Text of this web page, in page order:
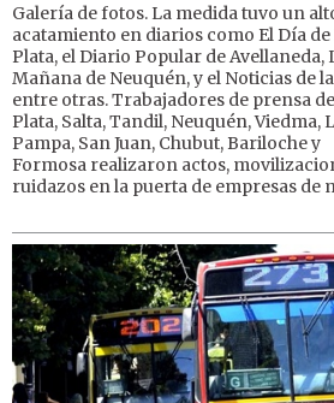
Galería de fotos. La medida tuvo un
acatamiento en diarios como El Día de
Plata, el Diario Popular de Avellaneda,
Mañana de Neuquén, y el Noticias de
entre otras. Trabajadores de prensa
Plata, Salta, Tandil, Neuquén, Viedma,
Pampa, San Juan, Chubut, Bariloche y
Formosa realizaron actos,
ruidazos en la puerta de empresas de